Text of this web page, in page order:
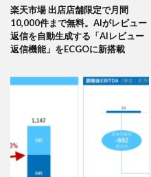
楽天市場 出店店舗限定で月間
10,000件まで無料。AIがレビュー
返信を自動生成する「AIレビュー
返信機能」をECGOに新搭載